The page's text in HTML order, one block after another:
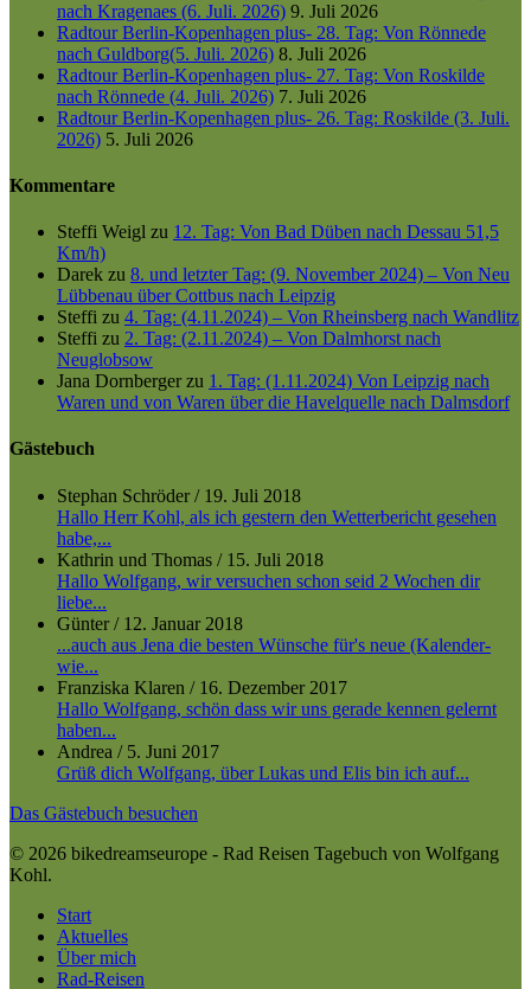
nach Kragenaes (6. Juli. 2026) 9. Juli 2026
Radtour Berlin-Kopenhagen plus- 28. Tag: Von Rönnede
nach Guldborg(5. Juli. 2026) 8. Juli 2026
Radtour Berlin-Kopenhagen plus- 27. Tag: Von Roskilde
nach Rönnede (4. Juli. 2026) 7. Juli 2026
Radtour Berlin-Kopenhagen plus- 26. Tag: Roskilde (3. Juli.
2026) 5. Juli 2026
Kommentare
Steffi Weigl zu 12. Tag: Von Bad Düben nach Dessau 51,5
Km/h)
Darek zu 8. und letzter Tag: (9. November 2024) – Von Neu
Lübbenau über Cottbus nach Leipzig
Steffi zu 4. Tag: (4.11.2024) – Von Rheinsberg nach Wandlitz
Steffi zu 2. Tag: (2.11.2024) – Von Dalmhorst nach
Neuglobsow
Jana Dornbergerzu 1. Tag: (1.11.2024) Von Leipzig nach
Waren und von Waren über die Havelquelle nach Dalmsdorf
Gästebuch
Stephan Schröder/ 19. Juli 2018
Hallo Herr Kohl, als ich gestern den Wetterbericht gesehen
habe,...
Kathrin und Thomas / 15. Juli 2018
Hallo Wolfgang, wir versuchen schon seid 2 Wochen dir
liebe...
Günter/ 12. Januar 2018
...auch aus Jena die besten Wünsche für's neue (Kalender-
wie...
Franziska Klaren / 16. Dezember 2017
Hallo Wolfgang, schön dass wir uns gerade kennen gelernt
haben...
Andrea / 5. Juni 2017
Grüß dich Wolfgang, über Lukas und Elis bin ich auf...
Das Gästebuch besuchen
© 2026 bikedreamseurope - Rad Reisen Tagebuch von Wolfgang
Kohl.
Close
Menu
Start
Aktuelles
Über mich
Rad-Reisen